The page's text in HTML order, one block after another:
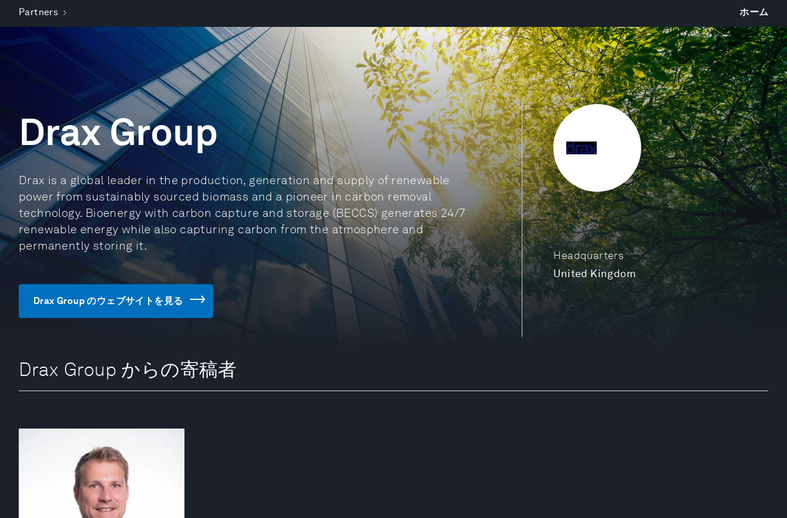
Partners ホーム
Headquarters
United Kingdom
Drax Group
Drax is a global leader in the production, generation and supply of renewable
power from sustainably sourced biomass and a pioneer in carbon removal
technology. Bioenergy with carbon capture and storage (BECCS) generates 24/7
renewable energy while also capturing carbon from the atmosphere and
permanently storing it.
Drax Group のウェブサイトを見る
Drax Group からの寄稿者